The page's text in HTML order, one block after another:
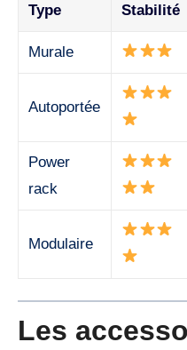
Type Stabilité
Murale
Autoportée
Power
rack
Modulaire
Les